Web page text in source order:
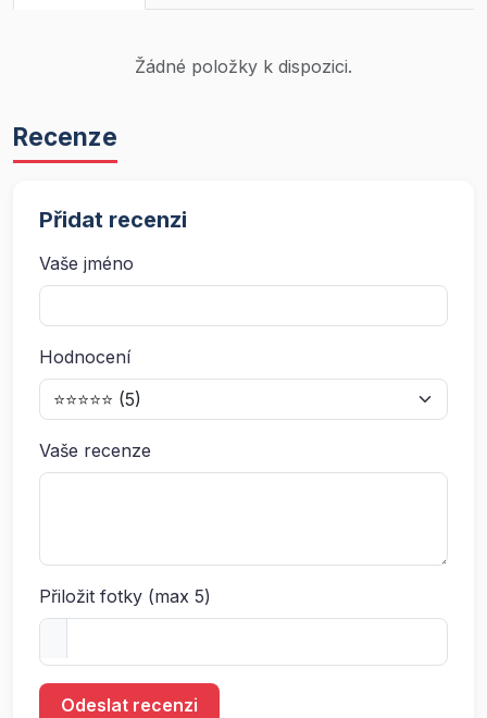
Žádné položky k dispozici.
Recenze
Přidat recenzi
Vaše jméno
Hodnocení
Vaše recenze
Přiložit fotky (max 5)
Odeslat recenzi